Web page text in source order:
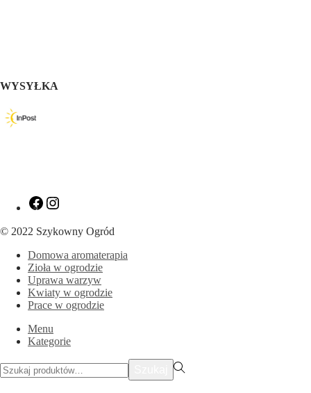
WYSYŁKA
Zobacz
nasz
profil
na na
Instagramie
© 2022 Szykowny Ogród
Domowa aromaterapia
Zioła w ogrodzie
Uprawa warzyw
Kwiaty w ogrodzie
Prace w ogrodzie
Menu
Kategorie
Szukać:>